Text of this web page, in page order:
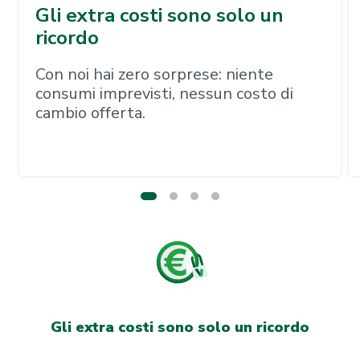
Gli extra costi sono solo un
ricordo
Con noi hai zero sorprese: niente
consumi imprevisti, nessun costo di
cambio offerta.
Gli extra costi sono solo un ricordo